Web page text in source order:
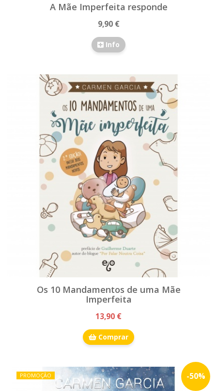
A Mãe Imperfeita responde
9,90 €
Info
Os 10 Mandamentos de uma Mãe
Imperfeita
13,90 €
Comprar
-50%
PROMOÇÃO